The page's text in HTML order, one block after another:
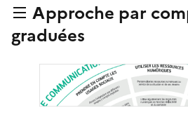
Approche par
graduées